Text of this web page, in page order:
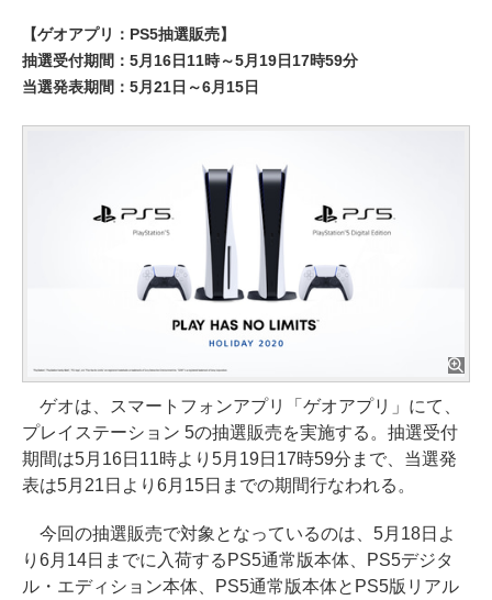
【ゲオアプリ：PS5抽選販売】
抽選受付期間：5月16日11時～5月19日17時59分
当選発表期間：5月21日～6月15日
ゲオは、スマートフォンアプリ「ゲオアプリ」にて、
プレイステーション 5の抽選販売を実施する。抽選受付
期間は5月16日11時より5月19日17時59分まで、当選発
表は5月21日より6月15日までの期間行なわれる。
今回の抽選販売で対象となっているのは、5月18日よ
り6月14日までに入荷するPS5通常版本体、PS5デジタ
ル・エディション本体、PS5通常版本体とPS5版リアル